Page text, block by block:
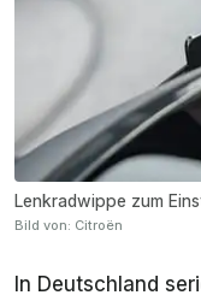
Lenkradwippe zum
Bild von: Citroën
In Deutschland